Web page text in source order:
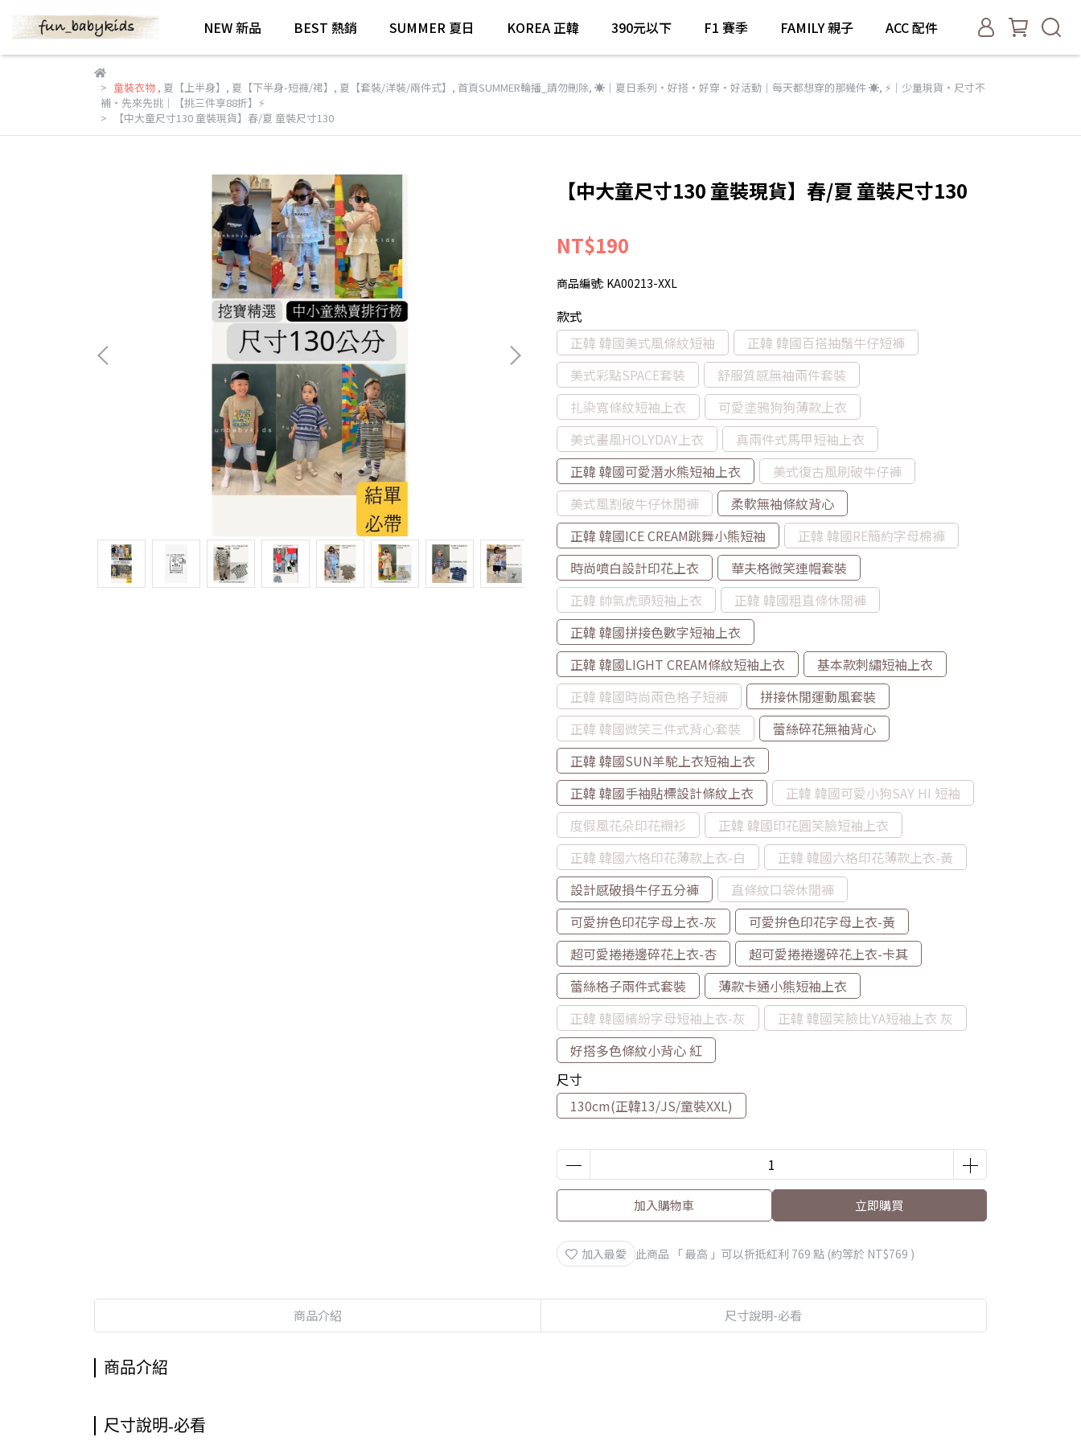
NEW 新品 BEST 熱銷 SUMMER 夏日 KOREA 正韓 390元以下 F1 賽季 FAMILY 親子 ACC 配件
童裝衣物 , 夏【上半身】 , 夏【下半身-短褲/裙】 , 夏【套裝/洋裝/兩件式】 , 首頁SUMMER輪播_請勿刪除, ☀️｜夏日系列・好搭・好穿・好活動｜每天都想穿的那幾件 ☀️, ⚡️｜少量現貨・尺寸不
補・先來先挑｜【挑三件享88折】⚡️
【中大童尺寸130 童裝現貨】春/夏 童裝尺寸130
【中大童尺寸130 童裝現貨】春/夏 童裝尺寸130
NT$190
商品編號: KA00213-XXL
款式
正韓 韓國美式風條紋短袖
正韓 韓國百搭抽鬚牛仔短褲
美式彩點SPACE套裝
舒服質感無袖兩件套裝
扎染寬條紋短袖上衣
可愛塗鴉狗狗薄款上衣
美式畫風HOLYDAY上衣
真兩件式馬甲短袖上衣
正韓 韓國可愛潛水熊短袖上衣
美式復古風刷破牛仔褲
美式風割破牛仔休閒褲
柔軟無袖條紋背心
正韓 韓國ICE CREAM跳舞小熊短袖
正韓 韓國RE簡約字母棉褲
時尚噴白設計印花上衣
華夫格微笑連帽套裝
正韓 帥氣虎頭短袖上衣
正韓 韓國粗直條休閒褲
正韓 韓國拼接色數字短袖上衣
正韓 韓國LIGHT CREAM條紋短袖上衣
基本款刺繡短袖上衣
正韓 韓國時尚兩色格子短褲
拼接休閒運動風套裝
正韓 韓國微笑三件式背心套裝
蕾絲碎花無袖背心
正韓 韓國SUN羊駝上衣短袖上衣
正韓 韓國手袖貼標設計條紋上衣
正韓 韓國可愛小狗SAY HI 短袖
度假風花朵印花襯衫
正韓 韓國印花圓笑臉短袖上衣
正韓 韓國六格印花薄款上衣-白
正韓 韓國六格印花薄款上衣-黃
設計感破損牛仔五分褲
直條紋口袋休閒褲
可愛拚色印花字母上衣-灰
可愛拚色印花字母上衣-黃
超可愛捲捲邊碎花上衣-杏
超可愛捲捲邊碎花上衣-卡其
蕾絲格子兩件式套裝
薄款卡通小熊短袖上衣
正韓 韓國繽紛字母短袖上衣-灰
正韓 韓國笑臉比YA短袖上衣 灰
好搭多色條紋小背心 紅
尺寸
130cm(正韓13/JS/童裝XXL)
加入購物車 立即購買
加入最愛 此商品 「 最高 」可以折抵紅利 769 點 (約等於 NT$769 )
商品介紹 尺寸說明-必看
商品介紹
尺寸說明-必看